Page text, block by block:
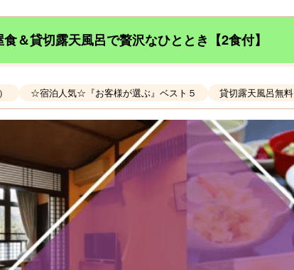
＆貸切露天風呂で贅沢なひととき【2食付】
☆宿泊人気☆『お客様が選ぶ』ベスト５ 貸切露天風呂無料